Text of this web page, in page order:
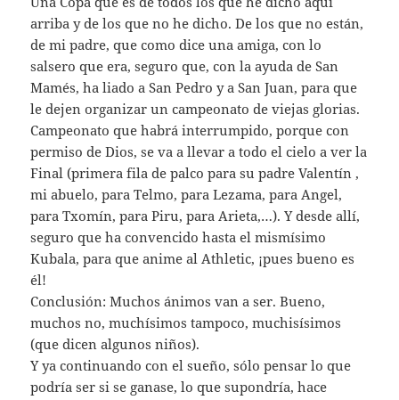
arriba y de los que no he dicho. De los que no están,
de mi padre, que como dice una amiga, con lo
salsero que era, seguro que, con la ayuda de San
Mamés, ha liado a San Pedro y a San Juan, para que
le dejen organizar un campeonato de viejas glorias.
Campeonato que habrá interrumpido, porque con
permiso de Dios, se va a llevar a todo el cielo a ver la
Final (primera fila de palco para su padre Valentín ,
mi abuelo, para Telmo, para Lezama, para Angel,
para Txomín, para Piru, para Arieta,…). Y desde allí,
seguro que ha convencido hasta el mismísimo
Kubala, para que anime al Athletic, ¡pues bueno es
él!
Conclusión: Muchos ánimos van a ser. Bueno,
muchos no, muchísimos tampoco, muchisísimos
(que dicen algunos niños).
Y ya continuando con el sueño, sólo pensar lo que
podría ser si se ganase, lo que supondría, hace